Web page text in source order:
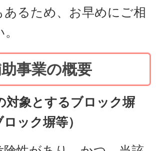
あるため、お早めにご相
助事業の概要
象とするブロック塀
ック塀等）